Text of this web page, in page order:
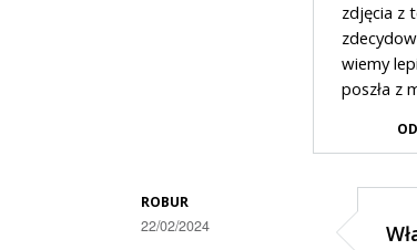
zdjęcia z
wiemy
poszła z
ROBUR
22/02/2024